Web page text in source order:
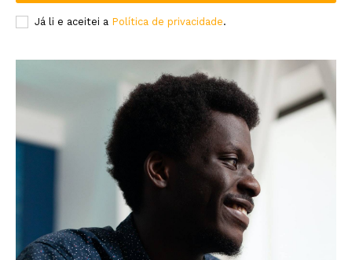
Já li e aceitei a Política de privacidade.